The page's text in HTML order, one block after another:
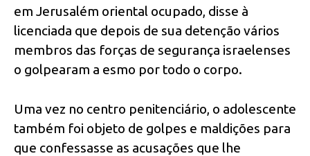
em Jerusalém oriental ocupado, disse à
licenciada que depois de sua detenção vários
membros das forças de segurança israelenses
o golpearam a esmo por todo o corpo.
Uma vez no centro penitenciário, o adolescente
também foi objeto de golpes e maldições para
que confessasse as acusações que lhe